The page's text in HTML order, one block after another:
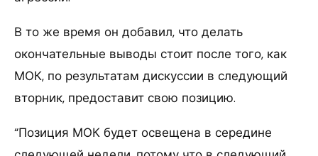
В то же время он добавил, что делать
окончательные выводы стоит после того, как
МОК, по результатам дискуссии в следующий
вторник, предоставит свою позицию.
“Позиция МОК будет освещена в середине